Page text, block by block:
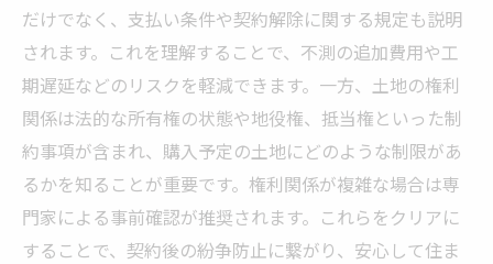
だけでなく、支払い条件や契約解除に関する規定も説明
されます。これを理解することで、不測の追加費用や工
期遅延などのリスクを軽減できます。一方、土地の権利
関係は法的な所有権の状態や地役権、抵当権といった制
約事項が含まれ、購入予定の土地にどのような制限があ
るかを知ることが重要です。権利関係が複雑な場合は専
門家による事前確認が推奨されます。これらをクリアに
することで、契約後の紛争防止に繋がり、安心して住ま